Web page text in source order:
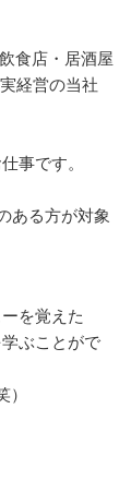
食店・居酒屋
経営の当社
事です。
ある方が対象
を覚えた
ぶことがで